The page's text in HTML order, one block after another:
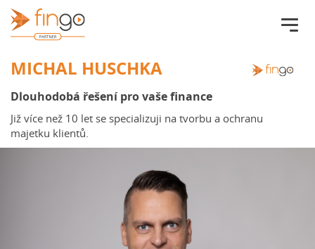
MICHAL HUSCHKA
Dlouhodobá řešení pro vaše finance
Již více než 10 let se specializuji na tvorbu a ochranu
majetku klientů.